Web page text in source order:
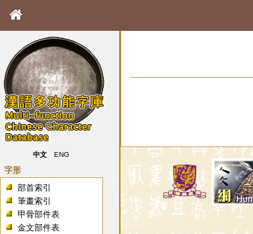
中文 ENG
字形
部首索引
筆畫索引
甲骨部件表
金文部件表